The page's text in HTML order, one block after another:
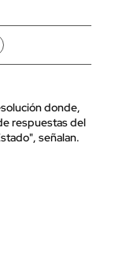
donde,
respuestas del
señalan.